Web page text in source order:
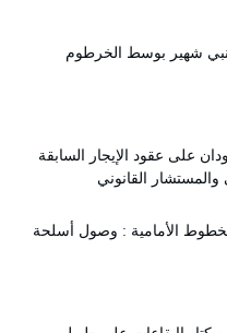
شهير بوسط الخرطوم
على عقود الإيجار السابقة
القانوني
الأمامية : وصول أسلحة